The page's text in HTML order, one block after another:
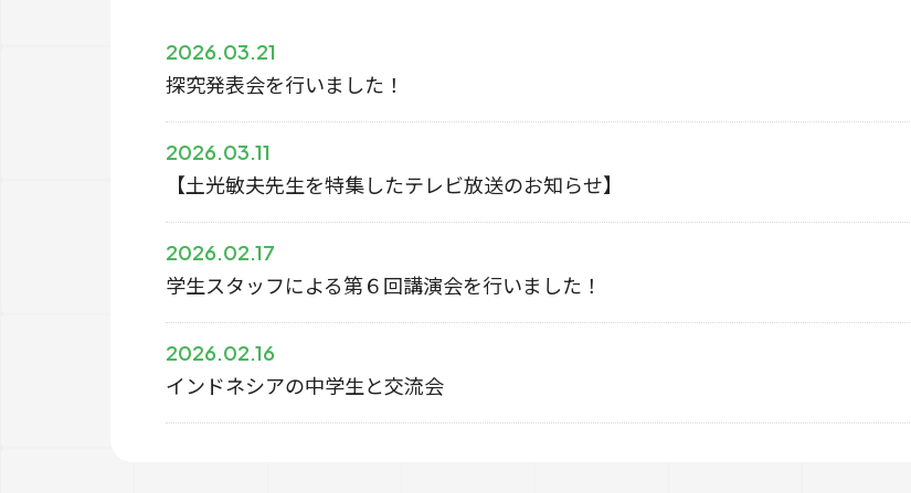
2026.03.21
探究発表会を行いました！
2026.03.11
【土光敏夫先生を特集したテレビ放送のお知らせ】
2026.02.17
学生スタッフによる第６回講演会を行いました！
2026.02.16
インドネシアの中学生と交流会